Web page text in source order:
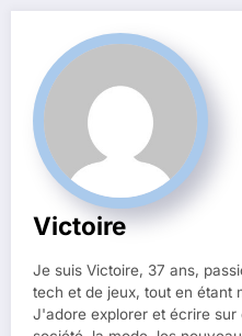
Victoire
Je suis Victoire, 37 ans,
tech et de jeux, tout en étant
J'adore explorer et écrire sur